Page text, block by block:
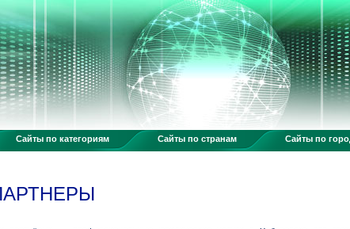
Сайты по категориям Сайты по странам Сайты по